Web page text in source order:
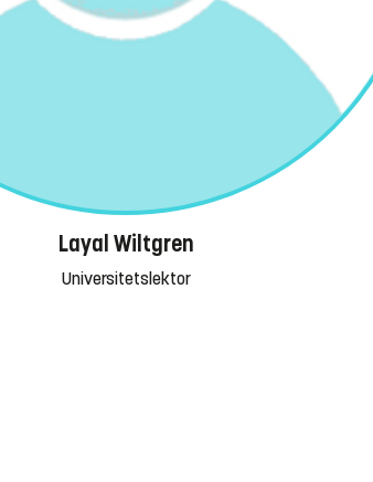
Layal Wiltgren
Universitetslektor